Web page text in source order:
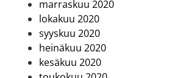
marraskuu 2020
lokakuu 2020
syyskuu 2020
heinäkuu 2020
kesäkuu 2020